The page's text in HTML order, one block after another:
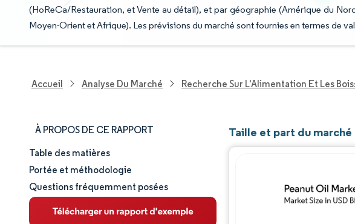
(HoReCa/Restauration, et Vente au détail), et par géographie (Amérique du
Moyen-Orient et Afrique). Les prévisions du marché sont fournies en termes de
Accueil Analyse Du Marché Recherche Sur L'Alimentation Et Les
À PROPOS DE CE RAPPORT
Taille et part de marché
Analyse du marché
Tendances et perspectives
Table des matières
Portée et méthodologie
Questions fréquemment posées
Taille et part du